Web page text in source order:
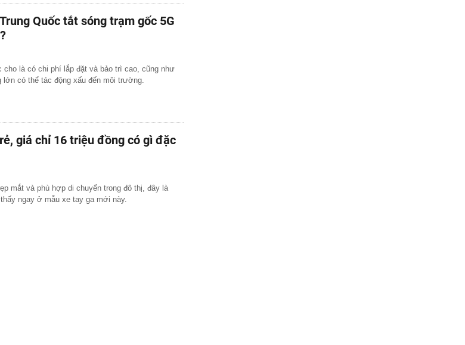
Quốc tắt sóng trạm gốc 5G
cho là có chi phí lắp đặt và bảo trì cao, cũng như
lớn có thể tác động xấu đến môi trường.
giá chỉ 16 triệu đồng có gì đặc
mắt và phù hợp di chuyển trong đô thị, đây là
ngay ở mẫu xe tay ga mới này.